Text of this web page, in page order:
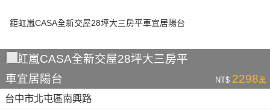
鉅虹嵐CASA全新交屋28坪大三房平
車宜居陽台
NT$ 2298萬
台中市北屯區南興路